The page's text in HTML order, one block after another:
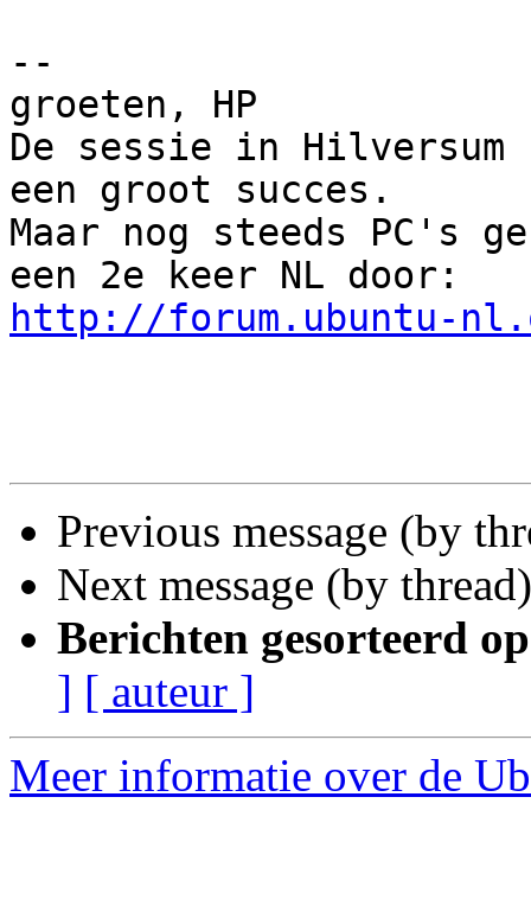
--
groeten, HP
De sessie in
een groot succes.
Maar nog steeds PC's
http://forum.ubuntu-
Previous message (by
Next message (by
Berichten gesorteerd
] [ auteur ]
Meer informatie over de